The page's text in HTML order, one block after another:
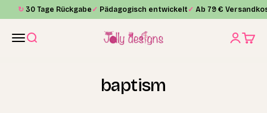
Skip to content
↻ 30 Tage Rückgabe ✓ Pädagogisch entwickelt ✓ Ab 79 €
MenuSearch Jolly Designs Login
Cart
baptism